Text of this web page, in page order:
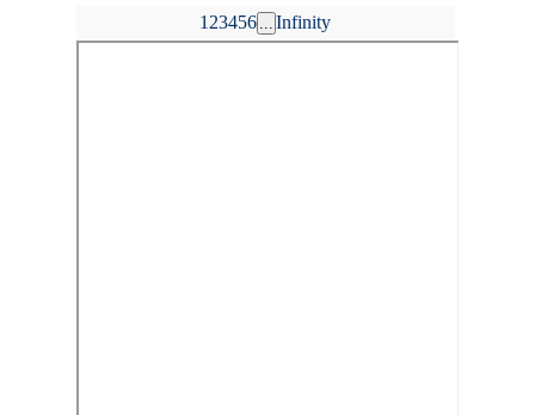
1 23456 Infinity